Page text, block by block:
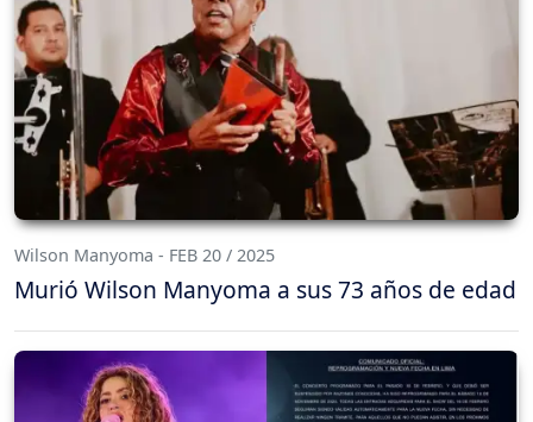
Wilson Manyoma - FEB 20 / 2025
Murió Wilson Manyoma a sus 73 años de edad